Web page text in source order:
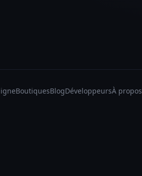
BoutiquesBlogDéveloppeursÀ propos